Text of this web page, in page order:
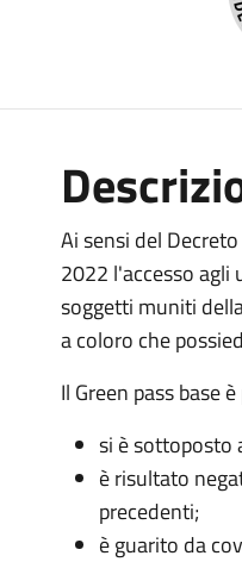
Ai sensi del
2022 l'accesso
soggetti muniti
a coloro che
Il Green pass base
si è sottoposto
è risultato
precedenti;
è guarito da